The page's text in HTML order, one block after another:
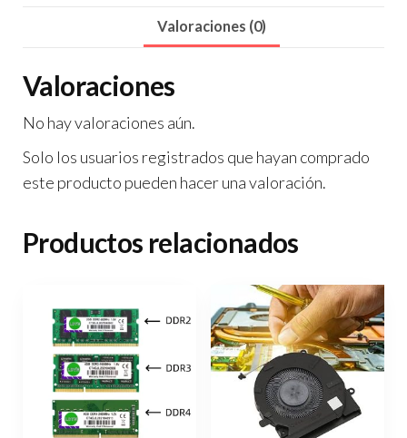
cantidad
Valoraciones (0)
Valoraciones
No hay valoraciones aún.
Solo los usuarios registrados que hayan comprado
este producto pueden hacer una valoración.
Productos relacionados